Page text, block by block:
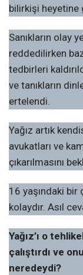
bilirkişi heyetine
Sanıkların olay
reddedilirken
tedbirleri
ve tanıkların
ertelendi.
Yağız artık
avukatları ve
çıkarılmasını
16 yaşındaki
kolaydır. Asıl
Yağız’ı o
çalıştırdı ve
neredeydi?